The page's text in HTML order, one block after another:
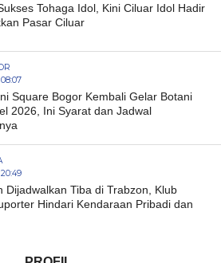
Tohaga Idol, Kini Ciluar Idol Hadir
Pasar Ciluar
Square Bogor Kembali Gelar Botani
2026, Ini Syarat dan Jadwal
Dijadwalkan Tiba di Trabzon, Klub
Hindari Kendaraan Pribadi dan